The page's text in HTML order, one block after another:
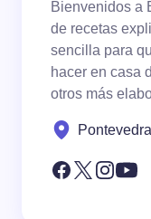
Bienvenidos a
de recetas
sencilla para
hacer en casa
otros más